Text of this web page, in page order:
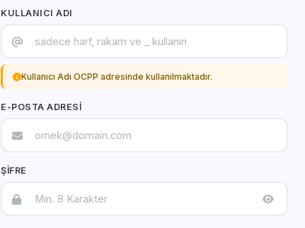
KULLANICI ADI
Kullanıcı Adı OCPP adresinde kullanılmaktadır.
E-POSTA ADRESI
ŞIFRE